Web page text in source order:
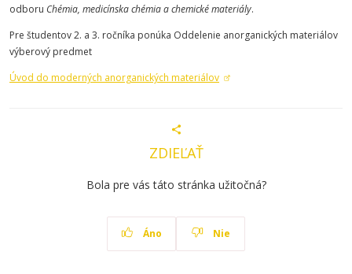
odboru Chémia, medicínska chémia a chemické materiály.
Pre študentov 2. a 3. ročníka ponúka Oddelenie anorganických materiálov
výberový predmet
Úvod do moderných anorganických materiálov
ZDIEĽAŤ
Bola pre vás táto stránka užitočná?
Áno Nie